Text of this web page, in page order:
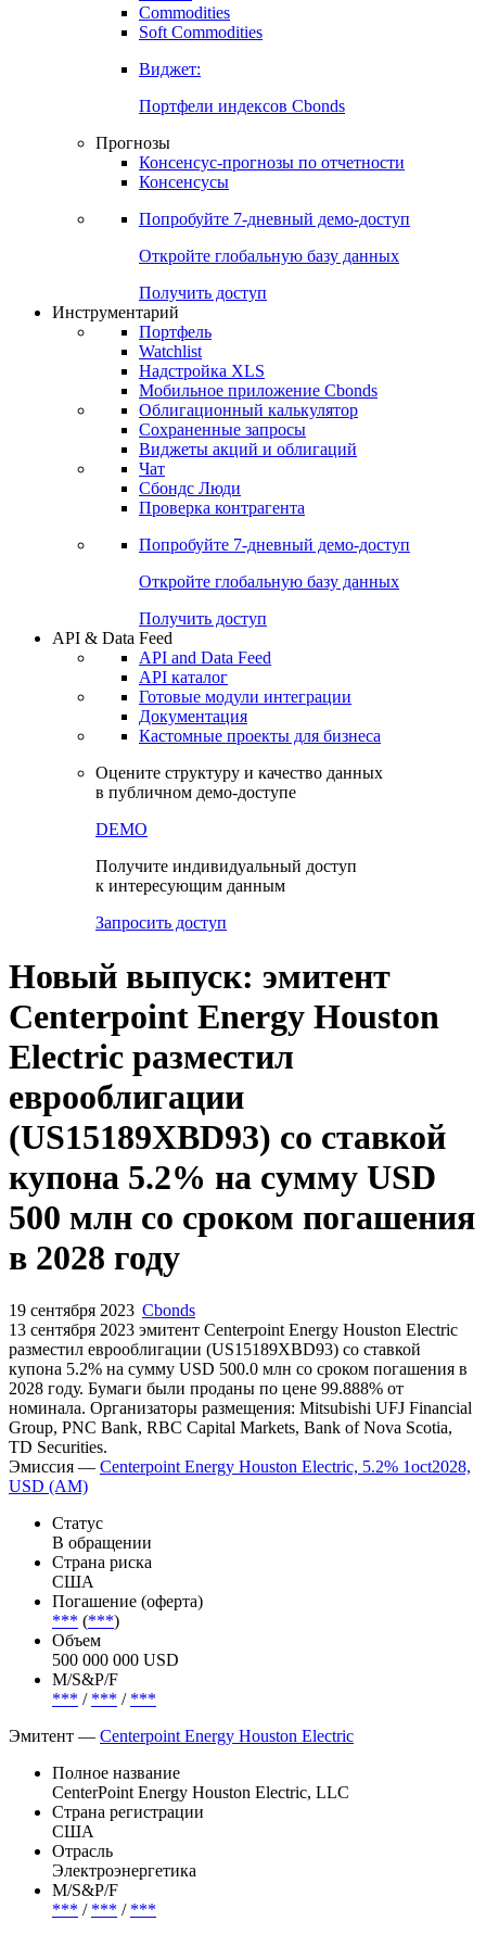
Commodities
Золото
Бензин
Soft Commodities
Виджет:
Портфели индексов Cbonds
Прогнозы
Консенсусы
Попробуйте7-дневный
Откройте глобальную базу данных
Получить доступ
Инструментарий
Портфель
Watchlist
Надстройка XLS
Мобильное приложение Cbonds
Облигационный калькулятор
Сохраненные запросы
Чат
Проверка контрагента
Попробуйте7-дневный
Откройте глобальную базу данных
Получить доступ
API & Data Feed
API and Data Feed
Готовые модули интеграции
Документация
в публичном демо-доступе
к интересующим данным
Запросить доступ
Новый выпуск: эмитент
Centerpoint Energy Houston
Electric разместил
еврооблигации
(US15189XBD93) со ставкой
купона 5.2% на сумму USD
в 2028 году
19 сентября 2023 Cbonds
13 сентября 2023 эмитент Centerpoint Energy Houston Electric
разместил еврооблигации (US15189XBD93) cо ставкой
купона 5.2% на сумму USD 500.0 млн со сроком погашения в
2028 году. Бумаги были проданы по цене 99.888% от
номинала. Организаторы размещения: Mitsubishi UFJ Financial
TD Securities.
Эмиссия —Centerpoint Energy Houston Electric, 5.2% 1oct2028,
USD (AM)
Статус
В обращении
Страна риска
США
Погашение (оферта)
*** ( ***)
500 000 000 USD
***/***/***
Эмитент —Centerpoint Energy Houston Electric
Полное название
CenterPoint Energy Houston Electric, LLC
Страна регистрации
США